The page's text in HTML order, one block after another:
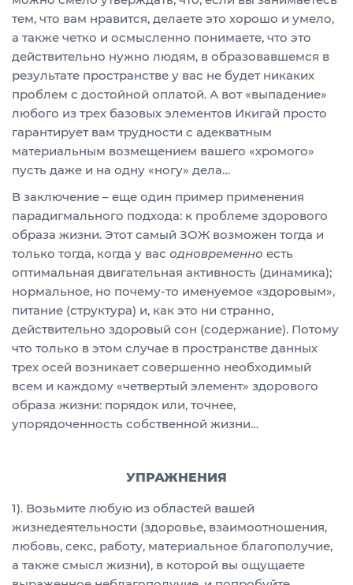
тем, что вам нравится, делаете это хорошо и умело,
а также четко и осмысленно понимаете, что это
действительно нужно людям, в образовавшемся в
результате пространстве у вас не будет никаких
проблем с достойной оплатой. А вот «выпадение»
любого из трех базовых элементов Икигай просто
гарантирует вам трудности с адекватным
материальным возмещением вашего «хромого»
пусть даже и на одну «ногу» дела…
В заключение – еще один пример применения
парадигмального подхода: к проблеме здорового
образа жизни. Этот самый ЗОЖ возможен тогда и
только тогда, когда у вас одновременно есть
оптимальная двигательная активность (динамика);
нормальное, но почему-то именуемое «здоровым»,
питание (структура) и, как это ни странно,
действительно здоровый сон (содержание). Потому
что только в этом случае в пространстве данных
трех осей возникает совершенно необходимый
всем и каждому «четвертый элемент» здорового
образа жизни: порядок или, точнее,
упорядоченность собственной жизни…
УПРАЖНЕНИЯ
1). Возьмите любую из областей вашей
жизнедеятельности (здоровье, взаимоотношения,
любовь, секс, работу, материальное благополучие,
а также смысл жизни), в которой вы ощущаете